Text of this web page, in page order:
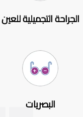
الجراحة التجميلية للعين
البصريات